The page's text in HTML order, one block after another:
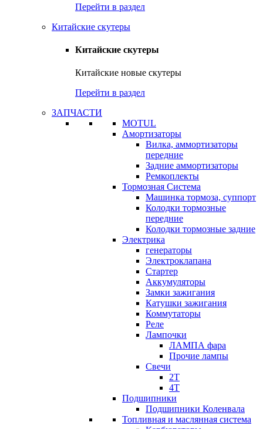
Перейти в раздел
Китайские скутеры
Китайские скутеры
Китайские новые скутеры
Перейти в раздел
ЗАПЧАСТИ
MOTUL
Амортизаторы
Вилка, аммортизаторы
передние
Задние аммортизаторы
Ремкоплекты
Тормозная Система
Машинка тормоза, суппорт
Колодки тормозные
передние
Колодки тормозные задние
Электрика
генераторы
Электроклапана
Стартер
Аккумуляторы
Замки зажигания
Катушки зажигания
Коммутаторы
Реле
Лампочки
ЛАМПА фара
Прочие лампы
Свечи
2T
4T
Подшипники
Подшипники Коленвала
Топливная и маслянная система